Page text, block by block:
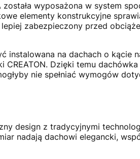
została wyposażona w system
elementy konstrukcyjne
zabezpieczony przed
instalowana na dachach o kącie
Dzięki temu
nie spełniać wymogów
design z tradycyjnymi
nadają dachowi elegancki,